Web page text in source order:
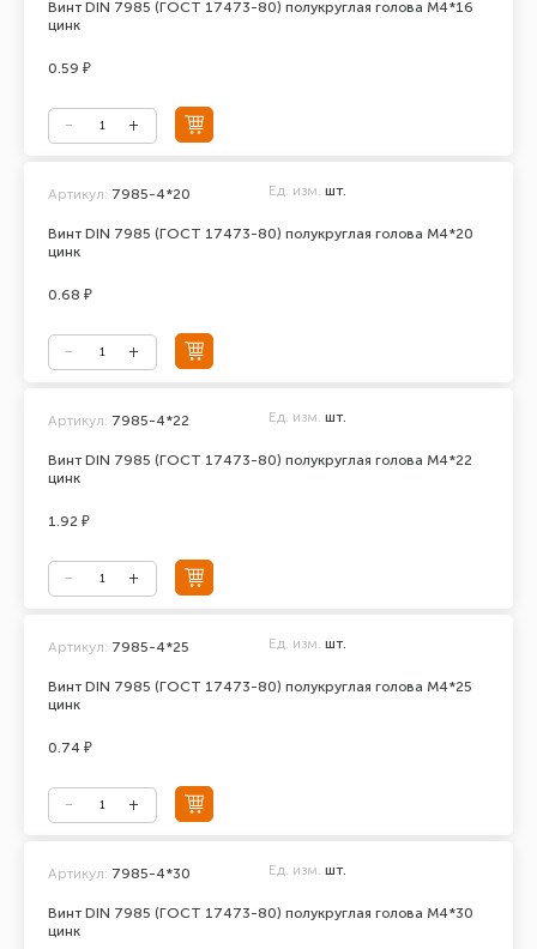
Винт DIN 7985 (ГОСТ 17473-80) полукруглая голова М4*16
цинк
0.59 ₽
Винт DIN 7985 (ГОСТ 17473-80) полукруглая голова М4*20
цинк
Артикул: 7985-4*20 Ед. изм. шт.
0.68 ₽
Винт DIN 7985 (ГОСТ 17473-80) полукруглая голова М4*22
цинк
Артикул: 7985-4*22 Ед. изм. шт.
1.92 ₽
Винт DIN 7985 (ГОСТ 17473-80) полукруглая голова М4*25
цинк
Артикул: 7985-4*25 Ед. изм. шт.
0.74 ₽
Винт DIN 7985 (ГОСТ 17473-80) полукруглая голова М4*30
цинк
Артикул: 7985-4*30 Ед. изм. шт.